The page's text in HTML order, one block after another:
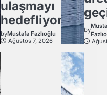
ulaşmayı
hedefliyor
byMustafa Fazlıoğlu
Ağustos 7, 2026
by